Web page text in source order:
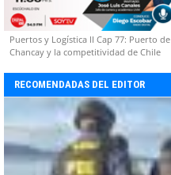
Puertos y Logística II Cap 77: Puerto de
Chancay y la competitividad de Chile
RECOMENDADAS DEL EDITOR